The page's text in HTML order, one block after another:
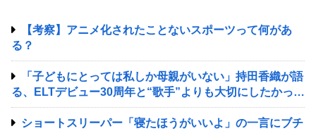
【考察】アニメ化されたことないスポーツって何があ
る？
「子どもにとっては私しか母親がいない」持田香織が語
る、ELTデビュー30周年と“歌手”よりも大切にしたかった
時間
ショートスリーパー「寝たほうがいいよ」の一言にブチ